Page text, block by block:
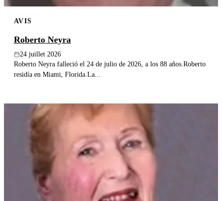
AVIS
Roberto Neyra
24 juillet 2026
Roberto Neyra falleció el 24 de julio de 2026, a los 88 años.Roberto
residía en Miami, Florida.La...